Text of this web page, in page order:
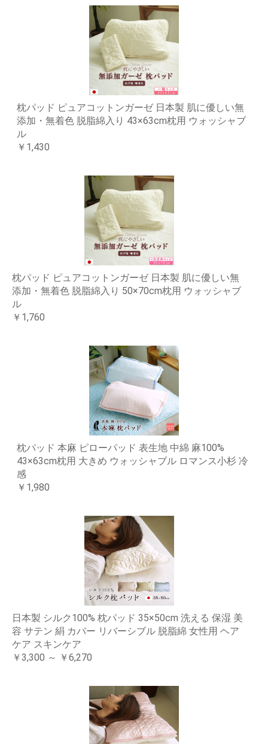
枕パッド ピュアコットンガーゼ 日本製 肌に優しい無
添加・無着色 脱脂綿入り 43×63cm枕用 ウォッシャブ
ル
￥1,430
枕パッド ピュアコットンガーゼ 日本製 肌に優しい無
添加・無着色 脱脂綿入り 50×70cm枕用 ウォッシャブ
ル
￥1,760
枕パッド 本麻 ピローパッド 表生地 中綿 麻100%
43×63cm枕用 大きめ ウォッシャブル ロマンス小杉 冷
感
￥1,980
日本製 シルク100% 枕パッド 35×50cm 洗える 保湿 美
容 サテン 絹 カバー リバーシブル 脱脂綿 女性用 ヘア
ケア スキンケア
￥3,300 ～ ￥6,270